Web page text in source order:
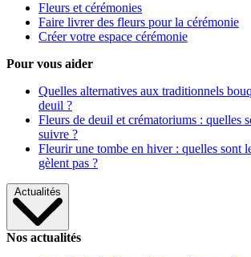
Fleurs et cérémonies
Faire livrer des fleurs pour la cérémonie
Créer votre espace cérémonie
Pour vous aider
Quelles alternatives aux traditionnels
deuil ?
Fleurs de deuil et crématoriums : quelles
suivre ?
Fleurir une tombe en hiver : quelles sont
gèlent pas ?
Actualités
Nos actualités